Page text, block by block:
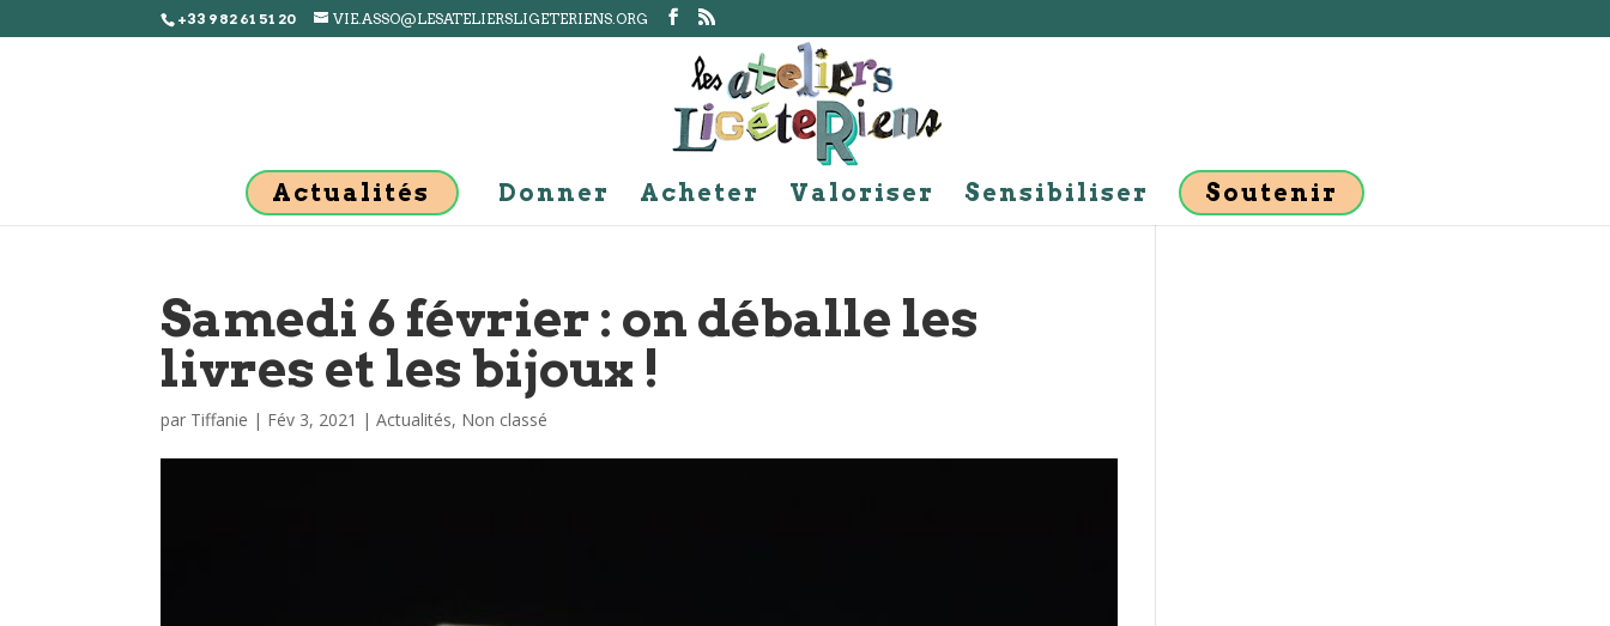
+33 9 82 61 51 20 VIE.ASSO@LESATELIERSLIGETERIENS.ORG
Actualités Donner Acheter Valoriser Sensibiliser Soutenir
Samedi 6 février : on déballe les
livres et les bijoux !
par Tiffanie | Fév 3, 2021 |Actualités, Non classé